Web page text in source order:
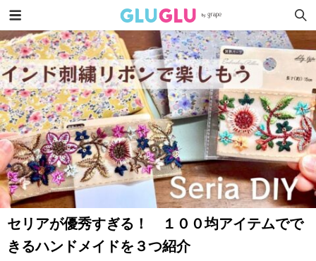
セリアが優秀すぎる！ １００均アイテムでで
きるハンドメイドを３つ紹介